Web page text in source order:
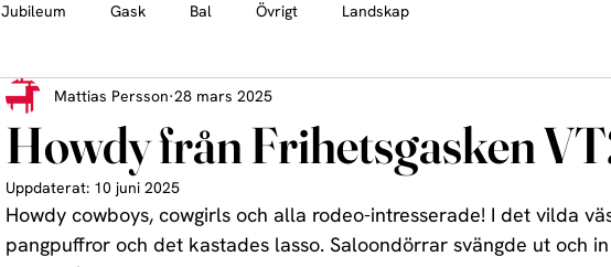
Jubileum Gask Bal Övrigt Landskap
Howdy från Frihetsgasken
Mattias Persson 28 mars 2025
Uppdaterat: 10 juni 2025
Howdy cowboys, cowgirls och alla rodeo-intresserade! I det vilda
pangpuffror och det kastades lasso. Saloondörrar svängde ut och